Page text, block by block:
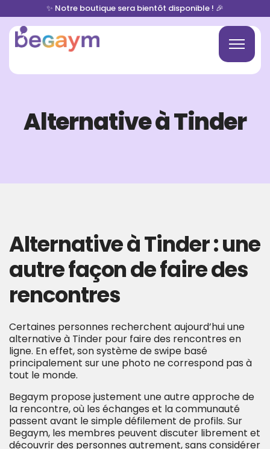
✨ Notre boutique sera bientôt disponible ! 🎉
Alternative à Tinder
Alternative à Tinder : une
autre façon de faire des
rencontres
Certaines personnes recherchent aujourd’hui une
alternative à Tinder pour faire des rencontres en
ligne. En effet, son système de swipe basé
principalement sur une photo ne correspond pas à
tout le monde.
Begaym propose justement une autre approche de
la rencontre, où les échanges et la communauté
passent avant le simple défilement de profils. Sur
Begaym, les membres peuvent discuter librement et
découvrir des personnes autrement, sans considérer